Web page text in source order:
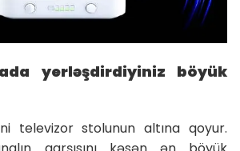
yerləşdirdiyiniz böyük
televizor stolunun altına qoyur.